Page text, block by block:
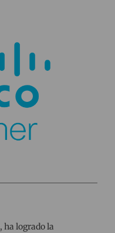
, ha logrado la